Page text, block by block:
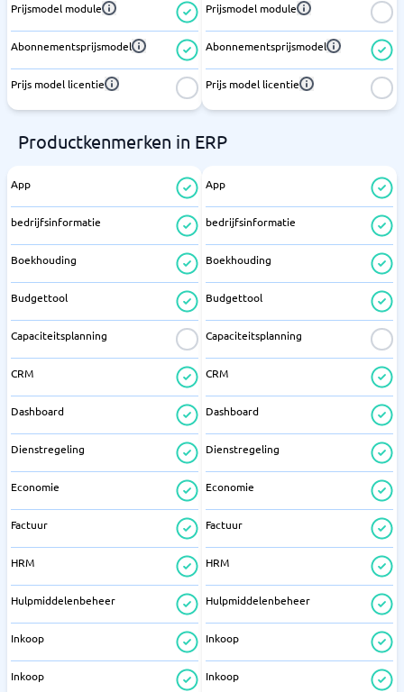
Prijsmodel module
Abonnementsprijsmodel
Prijs model licentie
Prijsmodel module
Abonnementsprijsmodel
Prijs model licentie
Productkenmerken in ERP
App
bedrijfsinformatie
Boekhouding
Budgettool
Capaciteitsplanning
CRM
Dashboard
Dienstregeling
Economie
Factuur
HRM
Hulpmiddelenbeheer
Inkoop
Inkoop
App
bedrijfsinformatie
Boekhouding
Budgettool
Capaciteitsplanning
CRM
Dashboard
Dienstregeling
Economie
Factuur
HRM
Hulpmiddelenbeheer
Inkoop
Inkoop